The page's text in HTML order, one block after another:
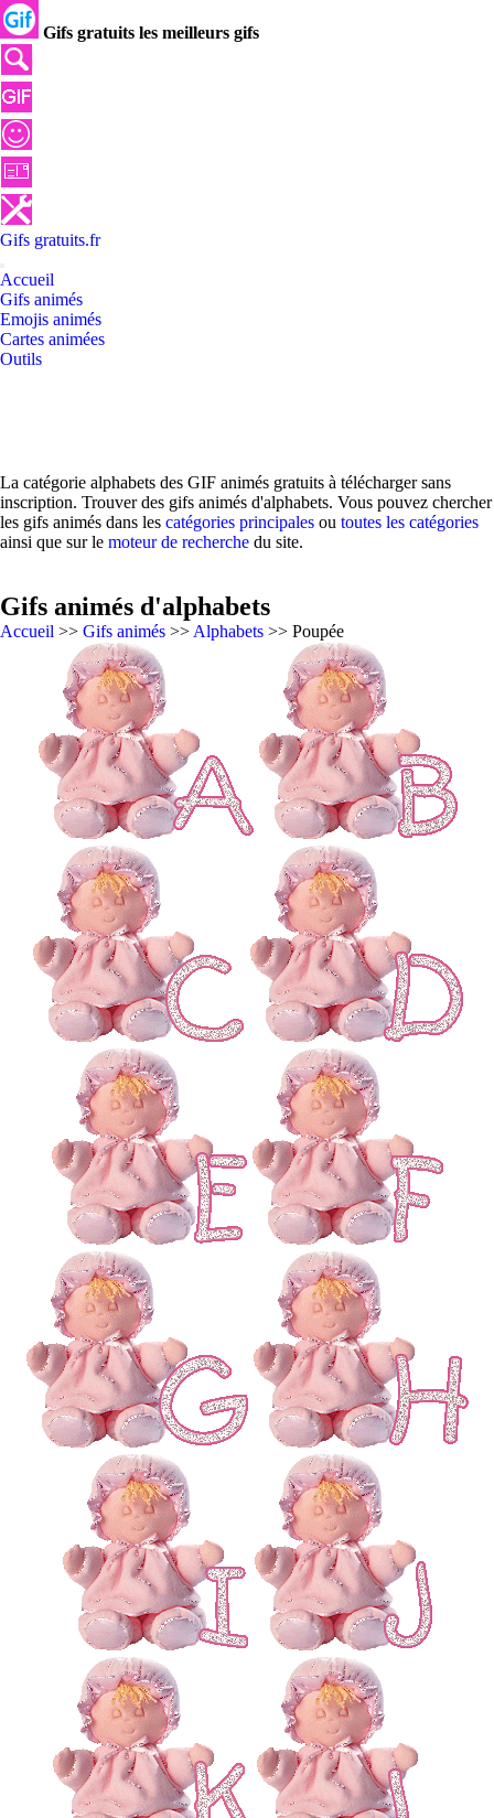
Gifs gratuits les meilleurs gifs
Gifs gratuits.fr
Accueil
Gifs animés
Emojis animés
Cartes animées
Outils
La catégorie alphabets des GIF animés gratuits à télécharger sans
inscription. Trouver des gifs animés d'alphabets. Vous pouvez chercher
les gifs animés dans les catégories principales ou toutes les catégories
ainsi que sur le moteur de recherche du site.
Gifs animés d'alphabets
Accueil >> Gifs animés >> Alphabets >> Poupée